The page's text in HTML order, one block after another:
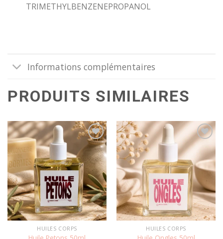
TRIMETHYLBENZENEPROPANOL
Informations complémentaires
PRODUITS SIMILAIRES
Ajouter
à la
wishlist
HUILES CORPS
Ajouter
à la
wishlist
HUILES CORPS